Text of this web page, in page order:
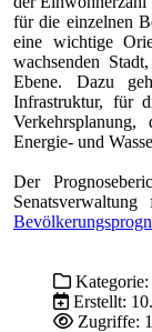
für die einzelnen
eine wichtige
wachsenden
Ebene. Dazu
Infrastruktur, für
Energie- und
Der
Kategorie:
Erstellt:
Zugriffe: